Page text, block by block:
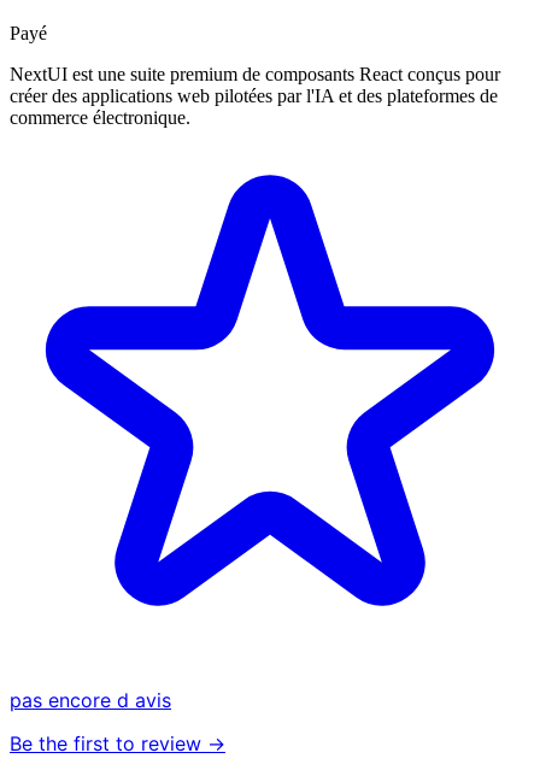
Payé
NextUI est une suite premium de composants React conçus pour
créer des applications web pilotées par l'IA et des plateformes de
commerce électronique.
pas encore d avis
Be the first to review →